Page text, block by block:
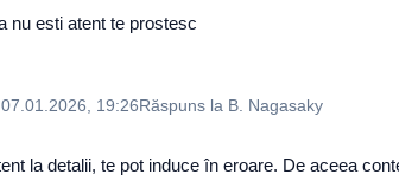
nu esti atent te prostesc
07.01.2026, 19:26Răspuns la B. Nagasaky
la detalii, te pot induce în eroare. De aceea